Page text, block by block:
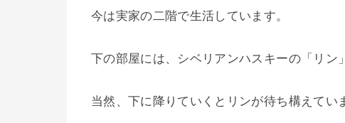
今は実家の二階で生活しています。
下の部屋には、シベリアンハスキーの「リン
当然、下に降りていくとリンが待ち構えてい